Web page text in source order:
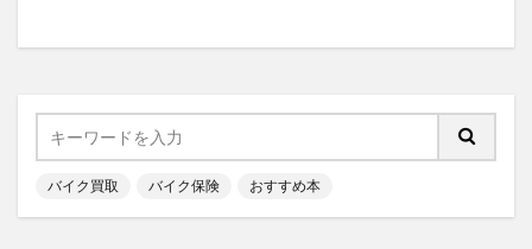
バイク買取 バイク保険 おすすめ本